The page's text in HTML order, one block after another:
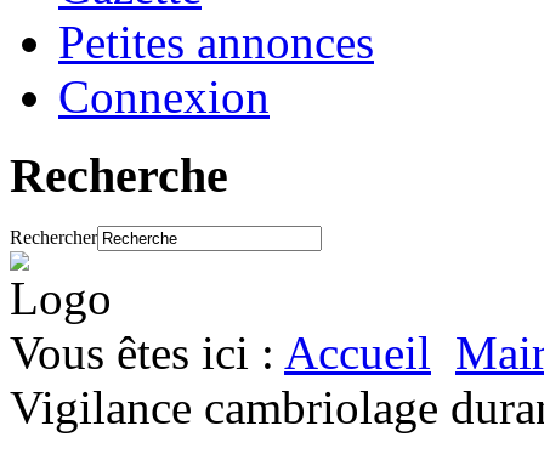
Petites annonces
Connexion
Recherche
Rechercher
Vous êtes ici : Accueil
Vigilance cambriolage